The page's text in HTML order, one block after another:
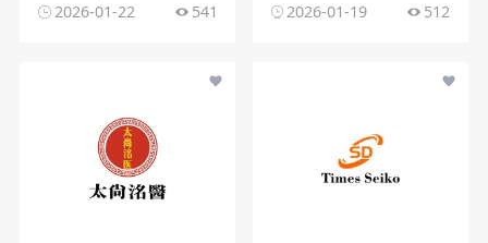
2026-01-22 541 2026-01-19 512